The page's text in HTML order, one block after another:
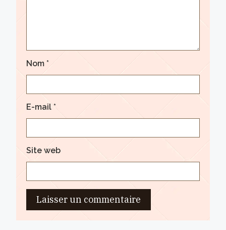
Nom*
E-mail*
Site web